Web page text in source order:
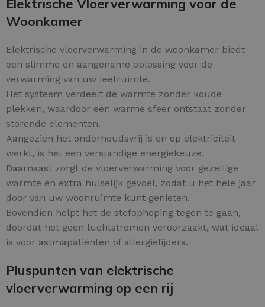
Elektrische Vloerverwarming voor de
Woonkamer
Elektrische vloerverwarming in de woonkamer biedt
een slimme en aangename oplossing voor de
verwarming van uw leefruimte.
Het systeem verdeelt de warmte zonder koude
plekken, waardoor een warme sfeer ontstaat zonder
storende elementen.
Aangezien het onderhoudsvrij is en op elektriciteit
werkt, is het een verstandige energiekeuze.
Daarnaast zorgt de vloerverwarming voor gezellige
warmte en extra huiselijk gevoel, zodat u het hele jaar
door van uw woonruimte kunt genieten.
Bovendien helpt het de stofophoping tegen te gaan,
doordat het geen luchtstromen veroorzaakt, wat ideaal
is voor astmapatiënten of allergielijders.
Pluspunten van elektrische
vloerverwarming op een rij